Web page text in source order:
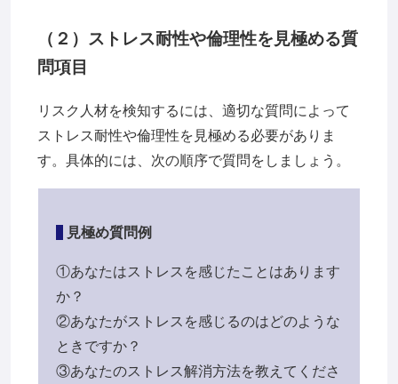
（２）ストレス耐性や倫理性を見極める質
問項目
リスク人材を検知するには、適切な質問によって
ストレス耐性や倫理性を見極める必要がありま
す。具体的には、次の順序で質問をしましょう。
見極め質問例
①あなたはストレスを感じたことはあります
か？
②あなたがストレスを感じるのはどのような
ときですか？
③あなたのストレス解消方法を教えてくださ